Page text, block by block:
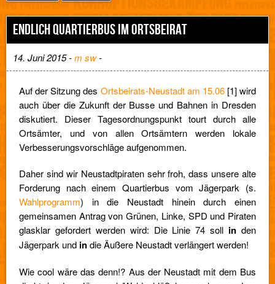
ENDLICH QUARTIERBUS IM ORTSBEIRAT
14. Juni 2015 -m sw-
Auf der Sitzung des Ortsbeirats-Neustadt am 15.06[1] wird
auch über die Zukunft der Busse und Bahnen in Dresden
diskutiert. Dieser Tagesordnungspunkt tourt durch alle
Ortsämter, und von allen Ortsämtern werden lokale
Verbesserungsvorschläge aufgenommen.
Daher sind wir Neustadtpiraten sehr froh, dass unsere alte
Forderung nach einem Quartierbus vom Jägerpark (s.
Wahlprogramm) in die Neustadt hinein durch einen
gemeinsamen Antrag von Grünen, Linke, SPD und Piraten
glasklar gefordert werden wird: Die Linie 74 soll in den
Jägerpark und indie Äußere Neustadt verlängert werden!
Wie cool wäre das denn!? Aus der Neustadt mit dem Bus